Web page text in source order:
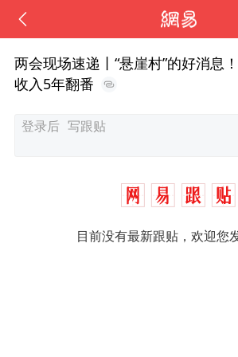
两会现场速递丨“悬崖村”的好消息
收入5年翻番
目前没有最新跟贴，欢迎您